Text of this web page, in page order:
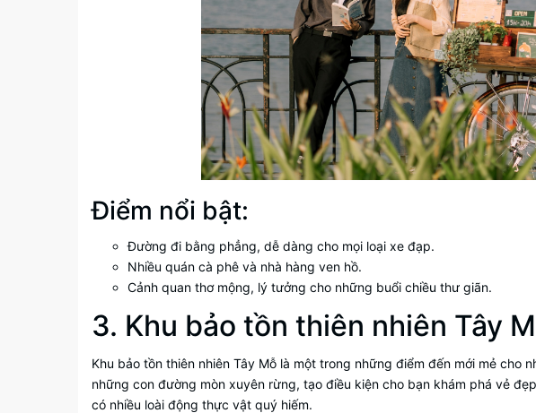
Điểm nổi bật:
Đường đi bằng phẳng, dễ dàng cho mọi loại xe đạp.
Nhiều quán cà phê và nhà hàng ven hồ.
Cảnh quan thơ mộng, lý tưởng cho những buổi chiều thư giãn.
3. Khu bảo tồn thiên nhiên Tây
Khu bảo tồn thiên nhiên Tây Mỗ là một trong những điểm đến mới mẻ cho
những con đường mòn xuyên rừng, tạo điều kiện cho bạn khám phá vẻ
có nhiều loài động thực vật quý hiếm.